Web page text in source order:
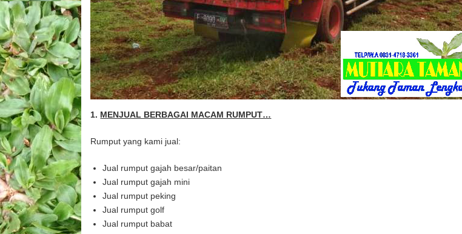
1. MENJUAL BERBAGAI MACAM RUMPUT…
Rumput yang kami jual:
Jual rumput gajah besar/paitan
Jual rumput gajah mini
Jual rumput peking
Jual rumput golf
Jual rumput babat